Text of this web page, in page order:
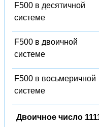
F500 в десятичной
системе
F500 в двоичной
системе
F500 в восьмеричной
системе
Двоичное число